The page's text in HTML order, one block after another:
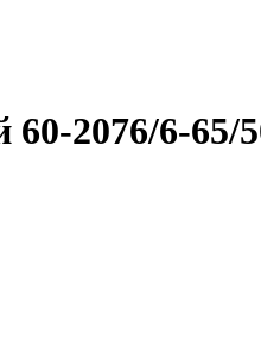
2076/6-65/